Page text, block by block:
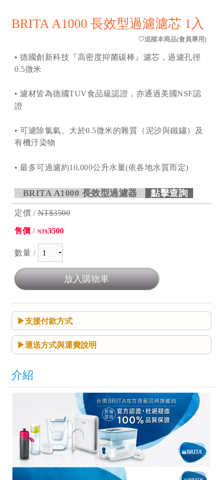
BRITA A1000 長效型過濾濾芯 1入
• 德國創新科技『高密度抑菌碳棒』濾芯，過濾孔徑
0.5微米
• 濾材皆為德國TUV食品級認證，亦通過美國NSF認
證
• 可濾除氯氣、大於0.5微米的雜質（泥沙與鐵鏽）及
有機汙染物
• 最多可過濾約10,000公升水量(依各地水質而定)
BRITA A1000 長效型過濾器 點擊查詢
定價 /NT$3500
售價 / NT$3500
數量 /
支援付款方式
運送方式與運費說明
介紹